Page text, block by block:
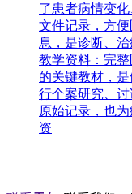
了患者病情变
文件记录，方
息，是诊断、
教学资料：完
的关键教材，
行个案研究、
原始记录，也
资